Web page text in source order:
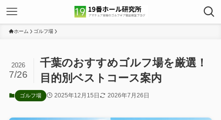
ホーム ゴルフ場
千葉のおすすめゴルフ場を厳選！
目的別ベストコース案内
2026
7/26
ゴルフ場 2025年12月15日 2026年7月26日